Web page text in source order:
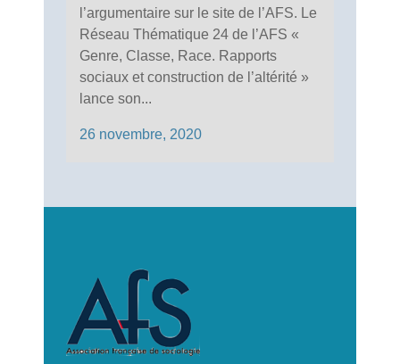
l’argumentaire sur le site de l’AFS. Le
Réseau Thématique 24 de l’AFS «
Genre, Classe, Race. Rapports
sociaux et construction de l’altérité »
lance son...
26 novembre, 2020